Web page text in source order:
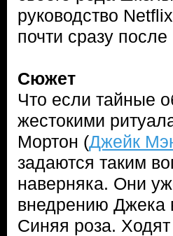
руководство
почти сразу
Сюжет
Что если тайные
жестокими
Мортон (Джейк
задаются таким
наверняка. Они
внедрению Джека
Синяя роза. Ходят